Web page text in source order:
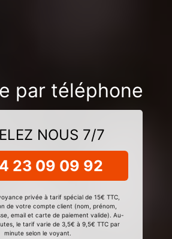
par téléphone
NOUS 7/7
23 09 09 92
privée à tarif spécial de 15€ TTC,
de votre compte client (nom, prénom,
email et carte de paiement valide). Au-
le tarif varie de 3,5€ à 9,5€ TTC par
minute selon le voyant.